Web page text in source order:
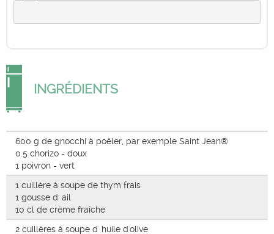
INGRÉDIENTS
600 g de gnocchi à poêler, par exemple Saint Jean®
0.5 chorizo - doux
1 poivron - vert
1 cuillère à soupe de thym frais
1 gousse d' ail
10 cl de crème fraîche
2 cuillères à soupe d' huile d'olive